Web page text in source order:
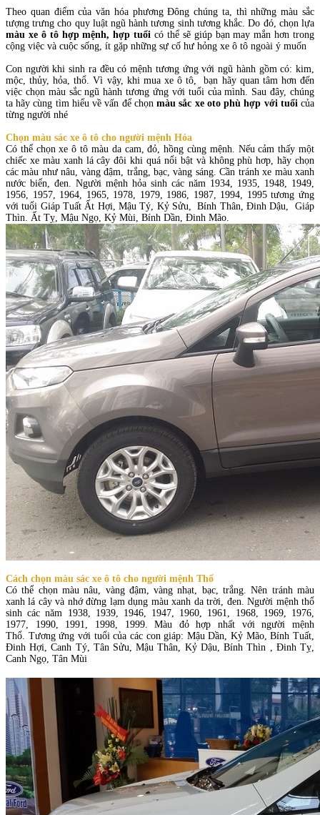
Theo quan điểm của văn hóa phương Đông chúng ta, thì những màu sắc
tượng trưng cho quy luật ngũ hành tương sinh tương khắc. Do đó, chọn lựa
màu xe ô tô hợp mệnh, hợp tuổi có thể sẽ giúp bạn may mắn hơn trong
cộng việc và cuộc sống, ít gặp những sự cố hư hỏng xe ô tô ngoài ý muốn
Con người khi sinh ra đều có mệnh tương ứng với ngũ hành gồm có: kim,
mộc, thủy, hỏa, thổ. Vì vậy, khi mua xe ô tô, bạn hãy quan tâm hơn đến
việc chọn màu sắc ngũ hành tương ứng với tuổi của mình. Sau đây, chúng
ta hãy cùng tìm hiểu về vấn để chọnmàu sắc xe oto phù hợp với tuổicủa
từng người nhé
Chọn màu sác xe ô tô cho người mệnh Hỏa
Có thể chọn xe ô tô màu da cam, đỏ, hồng cùng mệnh. Nếu cảm thấy một
chiếc xe màu xanh lá cây đôi khi quá nổi bật và không phù hơp, hãy chọn
các màu như nâu, vàng đậm, trắng, bạc, vàng sáng. Cần tránh xe màu xanh
nước biển, đen. Người mệnh hỏa sinh các năm 1934, 1935, 1948, 1949,
1956, 1957, 1964, 1965, 1978, 1979, 1986, 1987, 1994, 1995 tương ứng
với tuổi Giáp Tuất Ất Hợi, Mậu Tý, Kỷ Sửu, Bính Thân, Đinh Dậu, Giáp
Thìn. Ất Tỵ, Mậu Ngọ, Kỷ Mùi, Bính Dần, Đinh Mão.
Cách chọn màu sác xe ô tô cho người mệnh Thổ
Có thể chọn màu nâu, vàng đậm, vàng nhạt, bạc, trắng. Nên tránh màu
xanh lá cây và nhớ đừng lạm dụng màu xanh da trời, đen. Người mệnh thổ
sinh các năm 1938, 1939, 1946, 1947, 1960, 1961, 1968, 1969, 1976,
1977, 1990, 1991, 1998, 1999. Màu đỏ hợp nhất với người mệnh
Thổ. Tương ứng với tuổi của các con giáp: Mậu Dần, Kỷ Mão, Bính Tuất,
Đinh Hợi, Canh Tý, Tân Sửu, Mậu Thân, Kỷ Dậu, Bính Thìn , Đinh Tỵ,
Canh Ngọ, Tân Mùi